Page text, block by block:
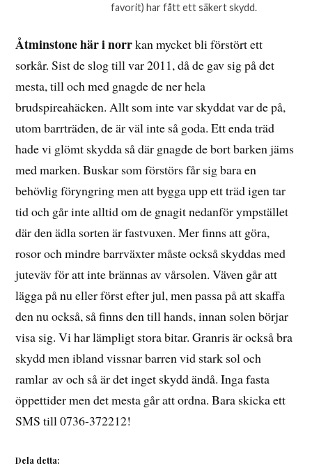
favorit) har fått ett säkert skydd.
Åtminstone här i norrkan mycket bli förstört ett
sorkår. Sist de slog till var 2011, då de gav sig på det
mesta, till och med gnagde de ner hela
brudspireahäcken. Allt som inte var skyddat var de på,
utom barrträden, de är väl inte så goda. Ett enda träd
hade vi glömt skydda så där gnagde de bort barken jäms
med marken. Buskar som förstörs får sig bara en
behövlig föryngring men att bygga upp ett träd igen tar
tid och går inte alltid om de gnagit nedanför ympstället
där den ädla sorten är fastvuxen. Mer finns att göra,
rosor och mindre barrväxter måste också skyddas med
juteväv för att inte brännas av vårsolen. Väven går att
lägga på nu eller först efter jul, men passa på att skaffa
den nu också, så finns den till hands, innan solen börjar
visa sig. Vi har lämpligt stora bitar. Granris är också bra
skydd men ibland vissnar barren vid stark sol och
ramlar av och så är det inget skydd ändå. Inga fasta
öppettider men det mesta går att ordna. Bara skicka ett
SMS till 0736-372212!
Dela detta: